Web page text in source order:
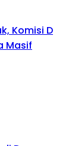
Komisi D
Masif